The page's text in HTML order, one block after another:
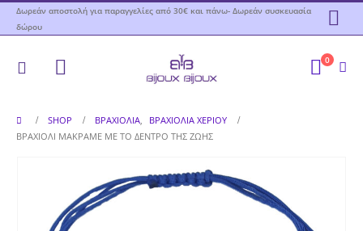
Δωρεάν αποστολή για παραγγελίες από 30€ και πάνω- Δωρεάν συσκευασία
δώρου
0
SHOP ΒΡΑΧΙΌΛΙΑ,
ΒΡΑΧΙΌΛΙΑ ΧΕΡΙΟΎ
ΒΡΑΧΙΌΛΙ ΜΑΚΡΑΜΈ ΜΕ ΤΟ ΔΈΝΤΡΟ ΤΗΣ ΖΩΉΣ